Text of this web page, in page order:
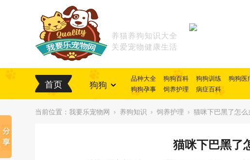
养猫养狗知识大全
关爱宠物健康生活
首页 狗狗 品种大全 狗狗百科 狗狗训练
狗狗医
狗狗孕事
饲养护理 病症百科
当前位置： 我要乐宠物网 养狗知识 饲养护理 猫咪下巴黑了怎么
猫咪下巴黑了